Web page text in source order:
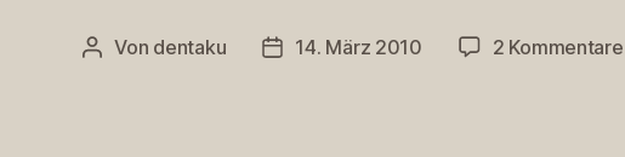
Beitragsautor
Von dentaku Veröffentlichungsdatum
14. März 2010 2 Kommentare